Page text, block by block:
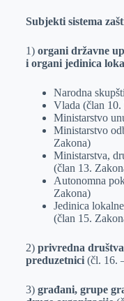
Subjekti sistema
1) organi državne
i organi jedinica
Narodna
Vlada (član 10.
Ministarstvo
Ministarstvo
Zakona)
Ministarstva,
(član 13.
Autonomna
Zakona)
Jedinica
(član 15.
2) privredna
preduzetnici(čl. 16.
3) građani, grupe